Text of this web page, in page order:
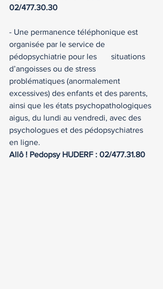
02/477.30.30
- Une permanence téléphonique est
organisée par le service de
pédopsychiatrie pour les	situations
d’angoisses ou de stress
problématiques (anormalement
excessives) des enfants et des parents,
ainsi que les états psychopathologiques
aigus, du lundi au vendredi, avec des
psychologues et des pédopsychiatres
en ligne.
Allô ! Pedopsy HUDERF : 02/477.31.80